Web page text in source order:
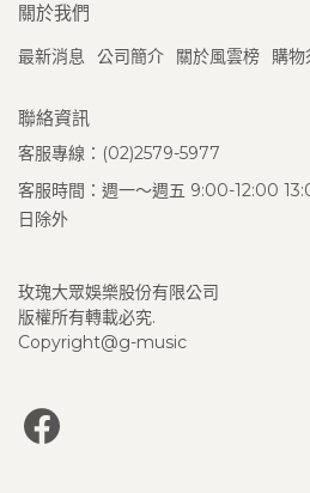
關於我們
最新消息 公司簡介 關於風雲榜 購物
聯絡資訊
客服專線：(02)2579-5977
客服時間：週一～週五 9:00-12:00
日除外
玫瑰大眾娛樂股份有限公司
版權所有轉載必究.
Copyright@g-music